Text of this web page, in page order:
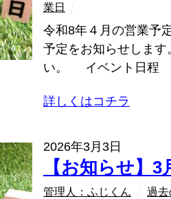
業日
令和8年４月の営業予
予定をお知らせしま
い。 イベント日程
詳しくはコチラ
2026年3月3日
【お知らせ】
管理人：ふじくん 過